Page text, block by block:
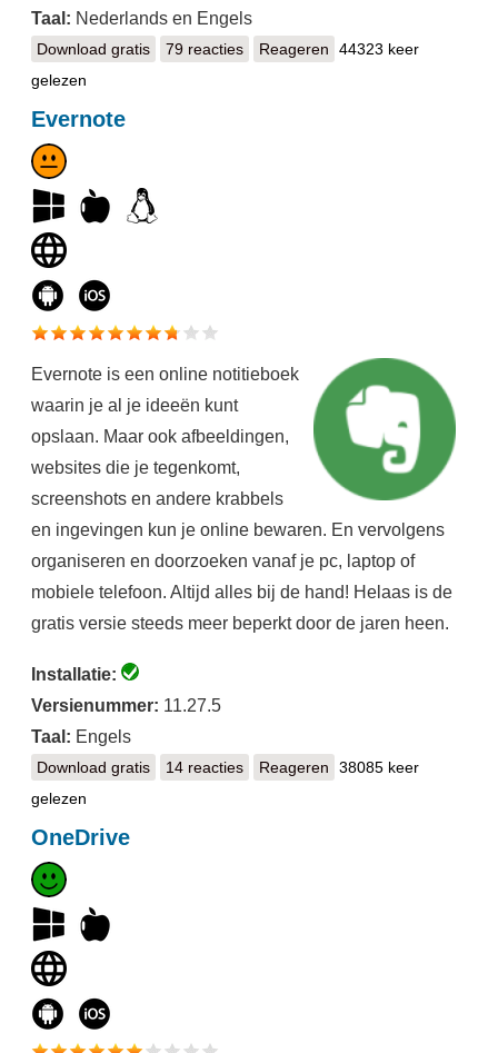
Taal: Nederlands en Engels
Download gratisMicrosoft Edge
79 reacties Reageren
44323 keer
gelezen
Evernote
Evernote is een online notitieboek
waarin je al je ideeën kunt
opslaan. Maar ook afbeeldingen,
websites die je tegenkomt,
screenshots en andere krabbels
en ingevingen kun je online bewaren. En vervolgens
organiseren en doorzoeken vanaf je pc, laptop of
mobiele telefoon. Altijd alles bij de hand! Helaas is de
gratis versie steeds meer beperkt door de jaren heen.
Installatie:
Versienummer: 11.27.5
Taal: Engels
Download gratisEvernote
14 reacties Reageren
38085 keer
gelezen
OneDrive